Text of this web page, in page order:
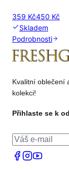
359 Kč450 Kč
Skladem
Podrobnosti
Kvalitní oblečení
kolekci!
Přihlaste se k